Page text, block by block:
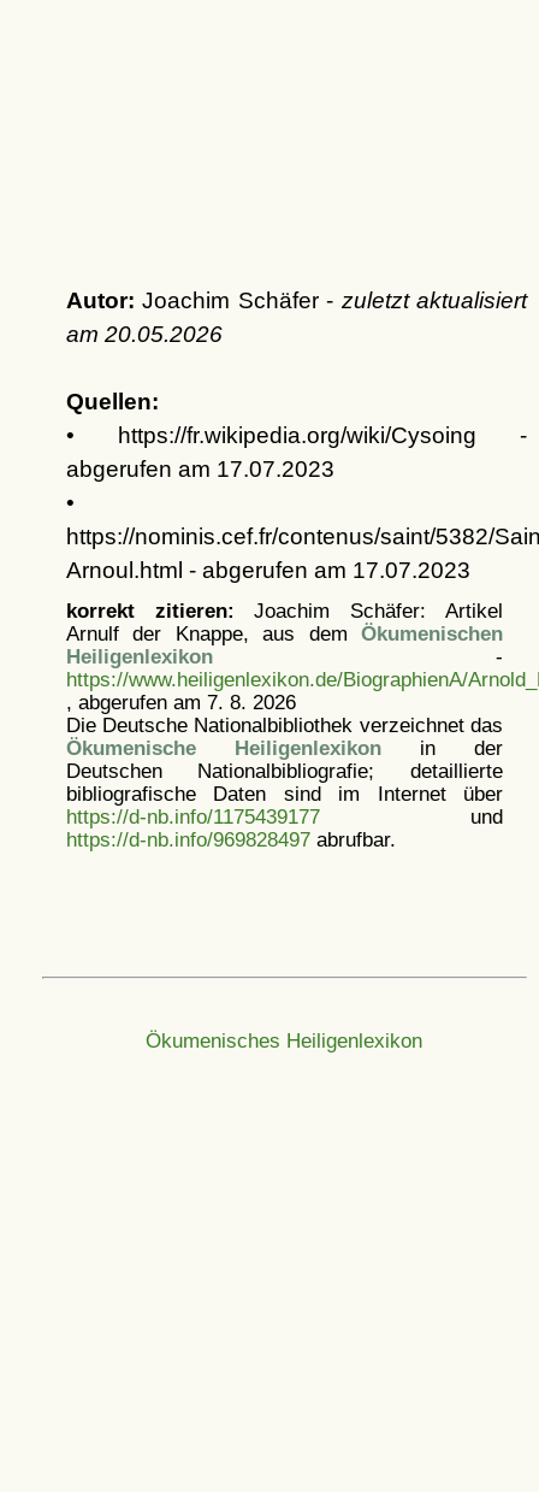
Autor: Joachim Schäfer - zuletzt aktualisiert
am 20.05.2026
Quellen:
• https://fr.wikipedia.org/wiki/Cysoing -
abgerufen am 17.07.2023
•
https://nominis.cef.fr/contenus/saint/5382/
Arnoul.html - abgerufen am 17.07.2023
korrekt zitieren: Joachim Schäfer: Artikel
Arnulf der Knappe, aus dem Ökumenischen
Heiligenlexikon-
https://www.heiligenlexikon.de/BiographienA/
, abgerufen am 7. 8. 2026
Die Deutsche Nationalbibliothek verzeichnet das
Ökumenische Heiligenlexikonin der
Deutschen Nationalbibliografie; detaillierte
bibliografische Daten sind im Internet über
https://d-nb.info/1175439177und
https://d-nb.info/969828497abrufbar.
Ökumenisches Heiligenlexikon